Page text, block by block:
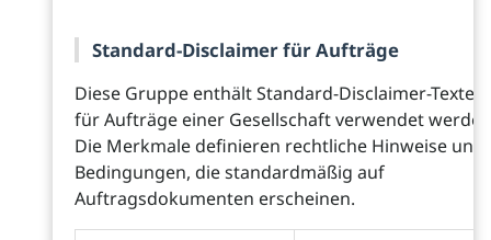
Standard-Disclaimer für Aufträge
Diese Gruppe enthält Standard-Disclaimer-Texte,
für Aufträge einer Gesellschaft verwendet
Die Merkmale definieren rechtliche Hinweise und
Bedingungen, die standardmäßig auf
Auftragsdokumenten erscheinen.